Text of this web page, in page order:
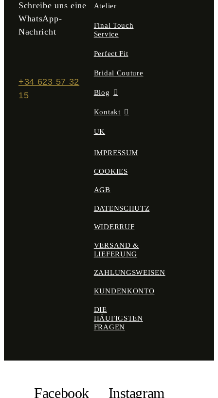
Schreibe uns eine
WhatsApp-
Nachricht
+34 623 57 32
15
Atelier
Final Touch
Service
Perfect Fit
Bridal Couture
Blog
Kontakt
UK
IMPRESSUM
COOKIES
AGB
DATENSCHUTZ
WIDERRUF
VERSAND &
LIEFERUNG
ZAHLUNGSWEISEN
KUNDENKONTO
DIE
HÄUFIGSTEN
FRAGEN
Facebook Instagram